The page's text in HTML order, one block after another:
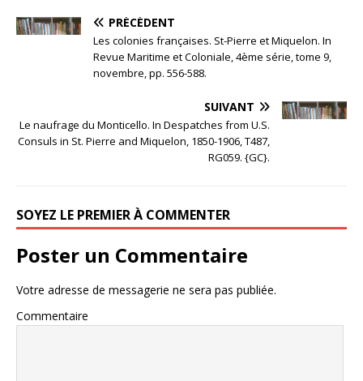
PRÉCÉDENT
Les colonies françaises. St-Pierre et Miquelon. In
Revue Maritime et Coloniale, 4ème série, tome 9,
novembre, pp. 556-588.
SUIVANT
Le naufrage du Monticello. In Despatches from U.S.
Consuls in St. Pierre and Miquelon, 1850-1906, T487,
RG059. {GC}.
SOYEZ LE PREMIER À COMMENTER
Poster un Commentaire
Votre adresse de messagerie ne sera pas publiée.
Commentaire